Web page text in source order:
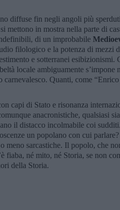
diffuse fin negli angoli più
mettono in mostra nella parte di
di un improbabile
filologico e la potenza di mezzi
e sotterranei esibizionismi.
locale ambiguamente s’impone
carnevalesco. Quanti, come
capi di Stato e risonanza
anacronistiche, qualsiasi
il distacco incolmabile coi
un popolano con cui
meno sarcastiche. Il popolo, che
fiaba, né mito, né Storia, se non
della Storia.